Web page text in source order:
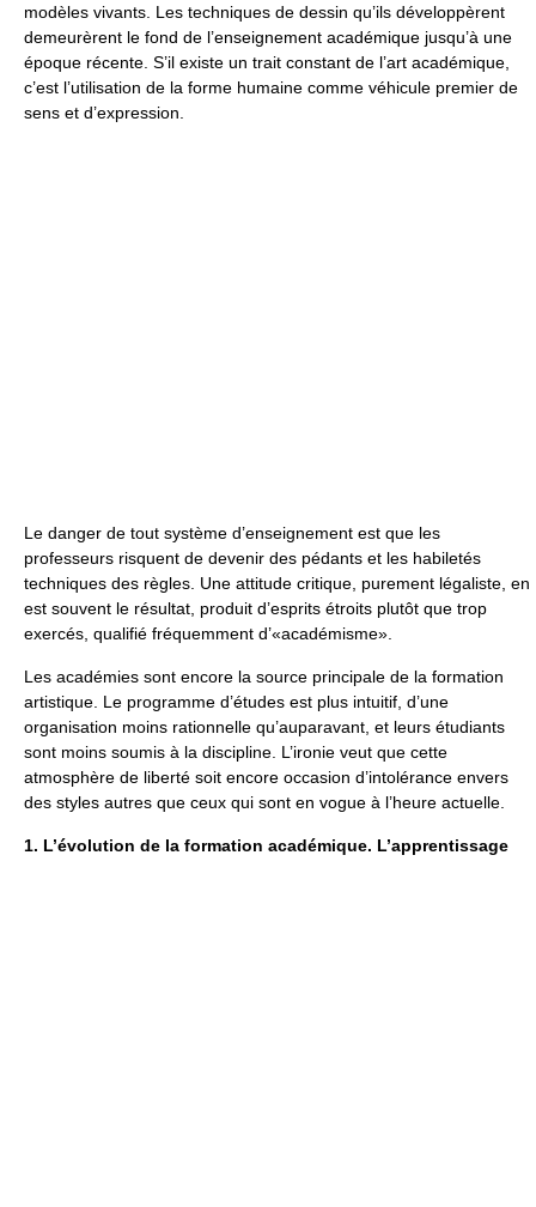
modèles vivants. Les techniques de dessin qu’ils développèrent
demeurèrent le fond de l’enseignement académique jusqu’à une
époque récente. S’il existe un trait constant de l’art académique,
c’est l’utilisation de la forme humaine comme véhicule premier de
sens et d’expression.
Le danger de tout système d’enseignement est que les
professeurs risquent de devenir des pédants et les habiletés
techniques des règles. Une attitude critique, purement légaliste, en
est souvent le résultat, produit d’esprits étroits plutôt que trop
exercés, qualifié fréquemment d’«académisme».
Les académies sont encore la source principale de la formation
artistique. Le programme d’études est plus intuitif, d’une
organisation moins rationnelle qu’auparavant, et leurs étudiants
sont moins soumis à la discipline. L’ironie veut que cette
atmosphère de liberté soit encore occasion d’intolérance envers
des styles autres que ceux qui sont en vogue à l’heure actuelle.
1. L’évolution de la formation académique. L’apprentissage